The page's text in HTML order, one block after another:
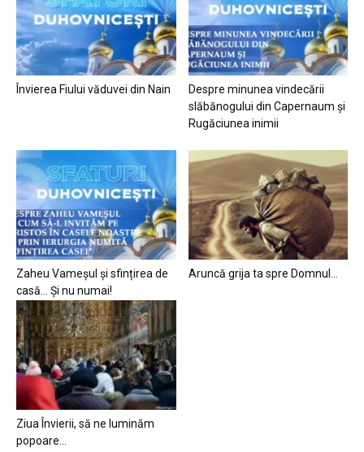
Învierea Fiului văduvei din Nain
Despre minunea vindecării
slăbănogului din Capernaum și
Rugăciunea inimii
Zaheu Vameșul și sfințirea de
casă… Și nu numai!
Aruncă grija ta spre Domnul…
Ziua Învierii, să ne luminăm
popoare…